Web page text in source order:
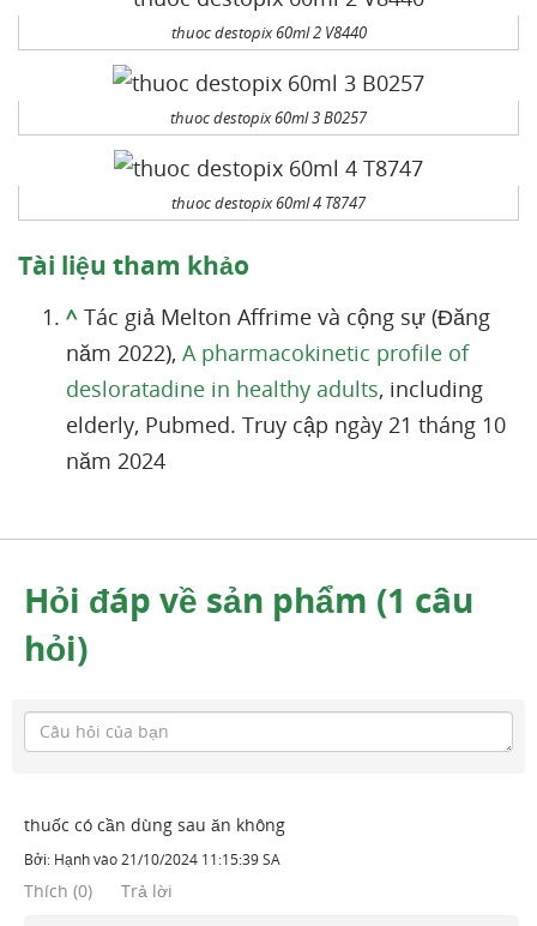
thuoc destopix 60ml 2 V8440
thuoc destopix 60ml 3 B0257
thuoc destopix 60ml 4 T8747
Tài liệu tham khảo
^ Tác giả Melton Affrime và cộng sự (Đăng
năm 2022), A pharmacokinetic profile of
desloratadine in healthy adults, including
elderly, Pubmed. Truy cập ngày 21 tháng 10
năm 2024
Hỏi đáp về sản phẩm (1 câu
hỏi)
thuốc có cần dùng sau ăn không
Bởi: Hạnhvào21/10/2024 11:15:39 SA
Thích (0) Trả lời